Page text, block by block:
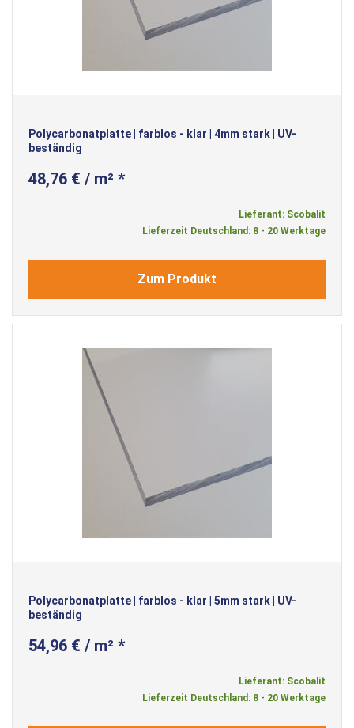
Polycarbonatplatte | farblos - klar | 4mm stark | UV-
beständig
48,76 € / m² *
Lieferant: Scobalit
Lieferzeit Deutschland: 8 - 20 Werktage
Zum Produkt
Polycarbonatplatte | farblos - klar | 5mm stark | UV-
beständig
54,96 € / m² *
Lieferant: Scobalit
Lieferzeit Deutschland: 8 - 20 Werktage